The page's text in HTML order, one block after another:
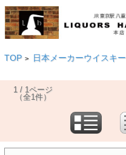
TOP > 日本メーカーウイスキー
1 / 1ページ
（全1件）